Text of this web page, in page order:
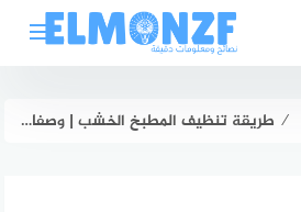
⁄ طريقة تنظيف المطبخ الخشب | وصفات منزلية رخيصة